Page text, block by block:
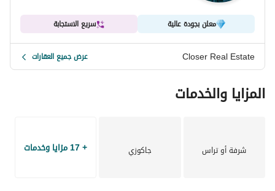
معلن بجودة عالية سريع الاستجابة
Closer Real Estate عرض جميع العقارات
المزايا والخدمات
شرفة أو تراس جاكوزي + 17 مزايا وخدمات